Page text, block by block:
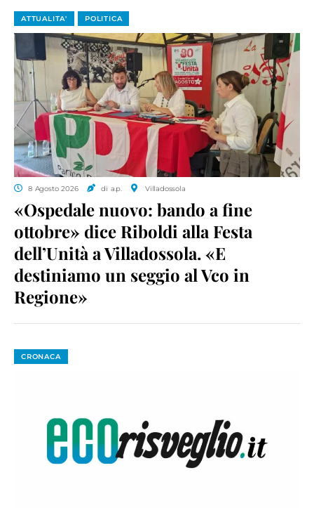
ATTUALITA' POLITICA
8 Agosto 2026 di a.p. Villadossola
«Ospedale nuovo: bando a fine
ottobre» dice Riboldi alla Festa
dell’Unità a Villadossola. «E
destiniamo un seggio al Vco in
Regione»
CRONACA